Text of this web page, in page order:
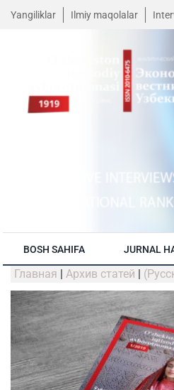
Yangiliklar Ilmiy maqolalar
BOSH SAHIFA JURNAL
Главная | Архив статей |